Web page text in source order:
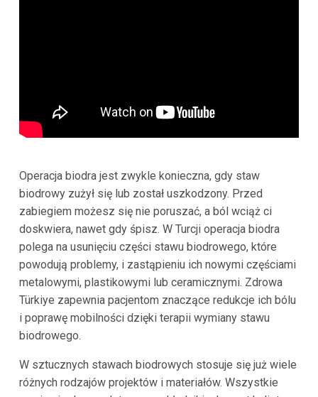
Operacja biodra jest zwykle konieczna, gdy staw
biodrowy zużył się lub został uszkodzony. Przed
zabiegiem możesz się nie poruszać, a ból wciąż ci
doskwiera, nawet gdy śpisz. W Turcji operacja biodra
polega na usunięciu części stawu biodrowego, które
powodują problemy, i zastąpieniu ich nowymi częściami
metalowymi, plastikowymi lub ceramicznymi. Zdrowa
Türkiye zapewnia pacjentom znaczące redukcje ich bólu
i poprawę mobilności dzięki terapii wymiany stawu
biodrowego.
W sztucznych stawach biodrowych stosuje się już wiele
różnych rodzajów projektów i materiałów. Wszystkie